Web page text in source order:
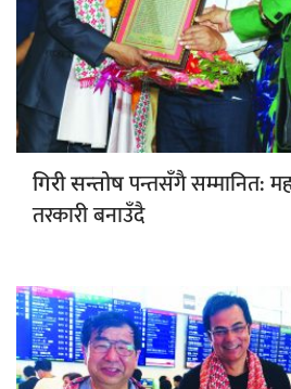
गिरी सन्तोषपन्तसँगै सम्मानित:
तरकारी बनाउँदै